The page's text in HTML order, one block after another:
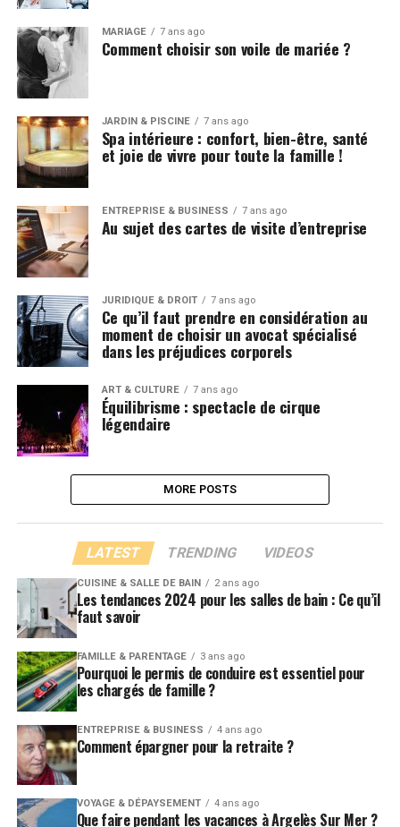
MARIAGE 7 ans ago
Comment choisir son voile de mariée ?
JARDIN & PISCINE 7 ans ago
Spa intérieure : confort, bien-être, santé
et joie de vivre pour toute la famille !
ENTREPRISE & BUSINESS 7 ans ago
Au sujet des cartes de visite d’entreprise
JURIDIQUE & DROIT 7 ans ago
Ce qu’il faut prendre en considération au
moment de choisir un avocat spécialisé
dans les préjudices corporels
ART & CULTURE 7 ans ago
Équilibrisme : spectacle de cirque
légendaire
MORE POSTS
LATEST TRENDING VIDEOS
CUISINE & SALLE DE BAIN 2 ans ago
Les tendances 2024 pour les salles de bain : Ce qu’il
faut savoir
FAMILLE & PARENTAGE 3 ans ago
Pourquoi le permis de conduire est essentiel pour
les chargés de famille ?
ENTREPRISE & BUSINESS 4 ans ago
Comment épargner pour la retraite ?
VOYAGE & DÉPAYSEMENT 4 ans ago
Que faire pendant les vacances à Argelès Sur Mer ?